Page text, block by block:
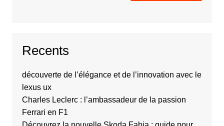
Recents
découverte de l’élégance et de l’innovation avec le
lexus ux
Charles Leclerc : l’ambassadeur de la passion
Ferrari en F1